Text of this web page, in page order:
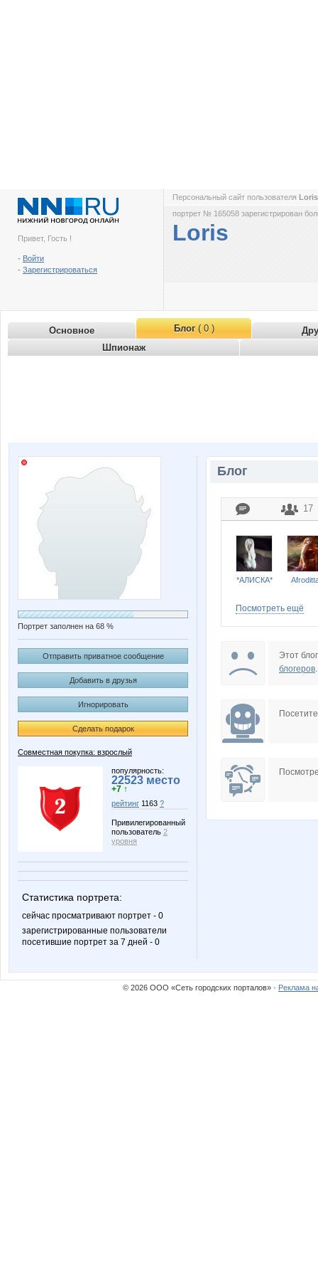
Привет, Гость !
- Войти
- Зарегистрироваться
Персональный сайт пользователя
портрет № 165058 зарегистрирован
Loris
Основное Блог( 0 )
Шпионаж
Портрет заполнен на 68 %
Отправить приватное сообщение
Добавить в друзья
Игнорировать
Сделать подарок
Совместная покупка: взрослый
популярность:
22523 место
+7 ↑
рейтинг 1163 ?
Привилегированный
пользователь 2
уровня
Статистика портрета:
сейчас просматривают портрет - 0
зарегистрированные пользователи
посетившие портрет за 7 дней - 0
Блог
17
*АЛИСКА*
Wine
irina26 la-Belle
Посмотреть ещё
Этот
блогеров.
© 2026 ООО «Сеть городских порталов» · Реклама